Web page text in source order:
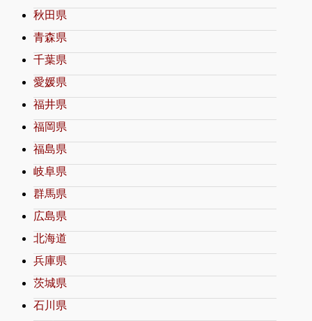
秋田県
青森県
千葉県
愛媛県
福井県
福岡県
福島県
岐阜県
群馬県
広島県
北海道
兵庫県
茨城県
石川県